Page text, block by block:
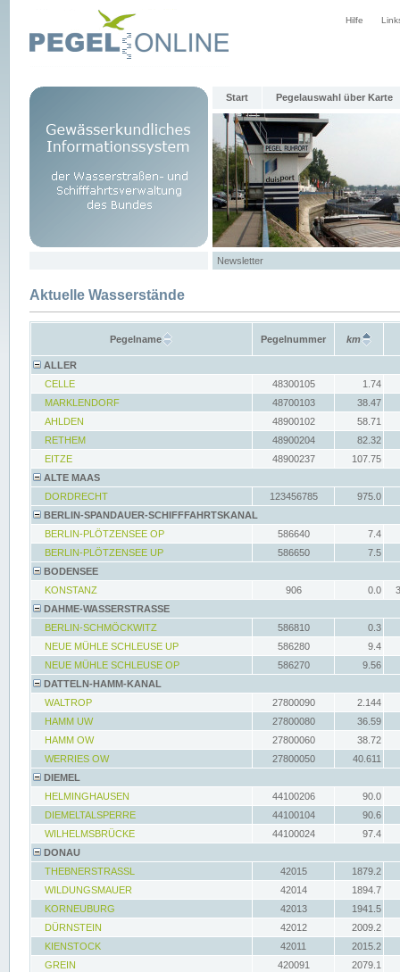
Hilfe
Start Pegelauswahl über Karte
Newsletter
Aktuelle Wasserstände
Pegelname Pegelnummer km
ALLER
CELLE
48300105
1.74
MARKLENDORF
48700103
38.47
AHLDEN
48900102
58.71
RETHEM
48900204
82.32
EITZE
48900237
107.75
ALTE MAAS
DORDRECHT
123456785
975.0
BERLIN-SPANDAUER-SCHIFFFAHRTSKANAL
BERLIN-PLÖTZENSEE OP
586640
7.4
BERLIN-PLÖTZENSEE UP
586650
7.5
BODENSEE
KONSTANZ
906 0.0
DAHME-WASSERSTRASSE
BERLIN-SCHMÖCKWITZ
586810
0.3
NEUE MÜHLE SCHLEUSE UP
586280
9.4
NEUE MÜHLE SCHLEUSE OP
586270
9.56
DATTELN-HAMM-KANAL
WALTROP
27800090
2.144
HAMM UW
27800080
36.59
HAMM OW
27800060
38.72
WERRIES OW
27800050
40.611
DIEMEL
HELMINGHAUSEN
44100206
90.0
DIEMELTALSPERRE
44100104
90.6
WILHELMSBRÜCKE
44100024
97.4
DONAU
THEBNERSTRASSL
42015
1879.2
WILDUNGSMAUER
42014
1894.7
KORNEUBURG
42013
1941.5
DÜRNSTEIN
42012
2009.2
KIENSTOCK
42011
2015.2
GREIN
420091
2079.1